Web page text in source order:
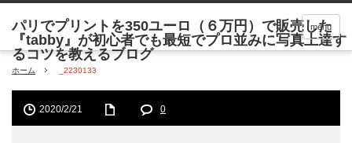
menu
ホーム _2230133
2020/2/21 0